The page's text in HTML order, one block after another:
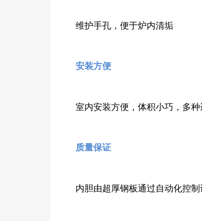
维护手孔，便于炉内清垢
安装方便
室内安装方便，体积小巧，多
质量保证
内胆由超厚钢板通过自动化控